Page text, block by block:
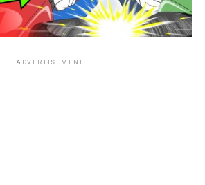
ADVERTISEMENT